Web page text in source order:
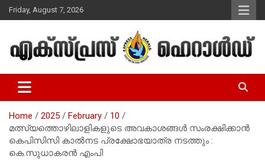
Skip
to
Friday, August 7, 2026
Express Herald – Malayalam
Christian News
Home 2025 February
10
മത്സ്യത്തൊഴിലാളികളുടെ അവകാശങ്ങള്‍ സംരക്ഷിക്കാന്‍
കെപിസിസി കാല്‍നട പ്രക്ഷോഭയാത്ര നടത്തും :
കെ.സുധാകരന്‍ എംപി